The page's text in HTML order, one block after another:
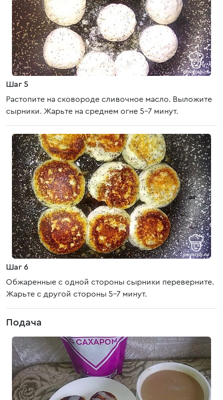
Шаг 5
Растопите на сковороде сливочное масло. Выложите
сырники. Жарьте на среднем огне 5-7 минут.
Шаг 6
Обжаренные с одной стороны сырники переверните.
Жарьте с другой стороны 5-7 минут.
Подача